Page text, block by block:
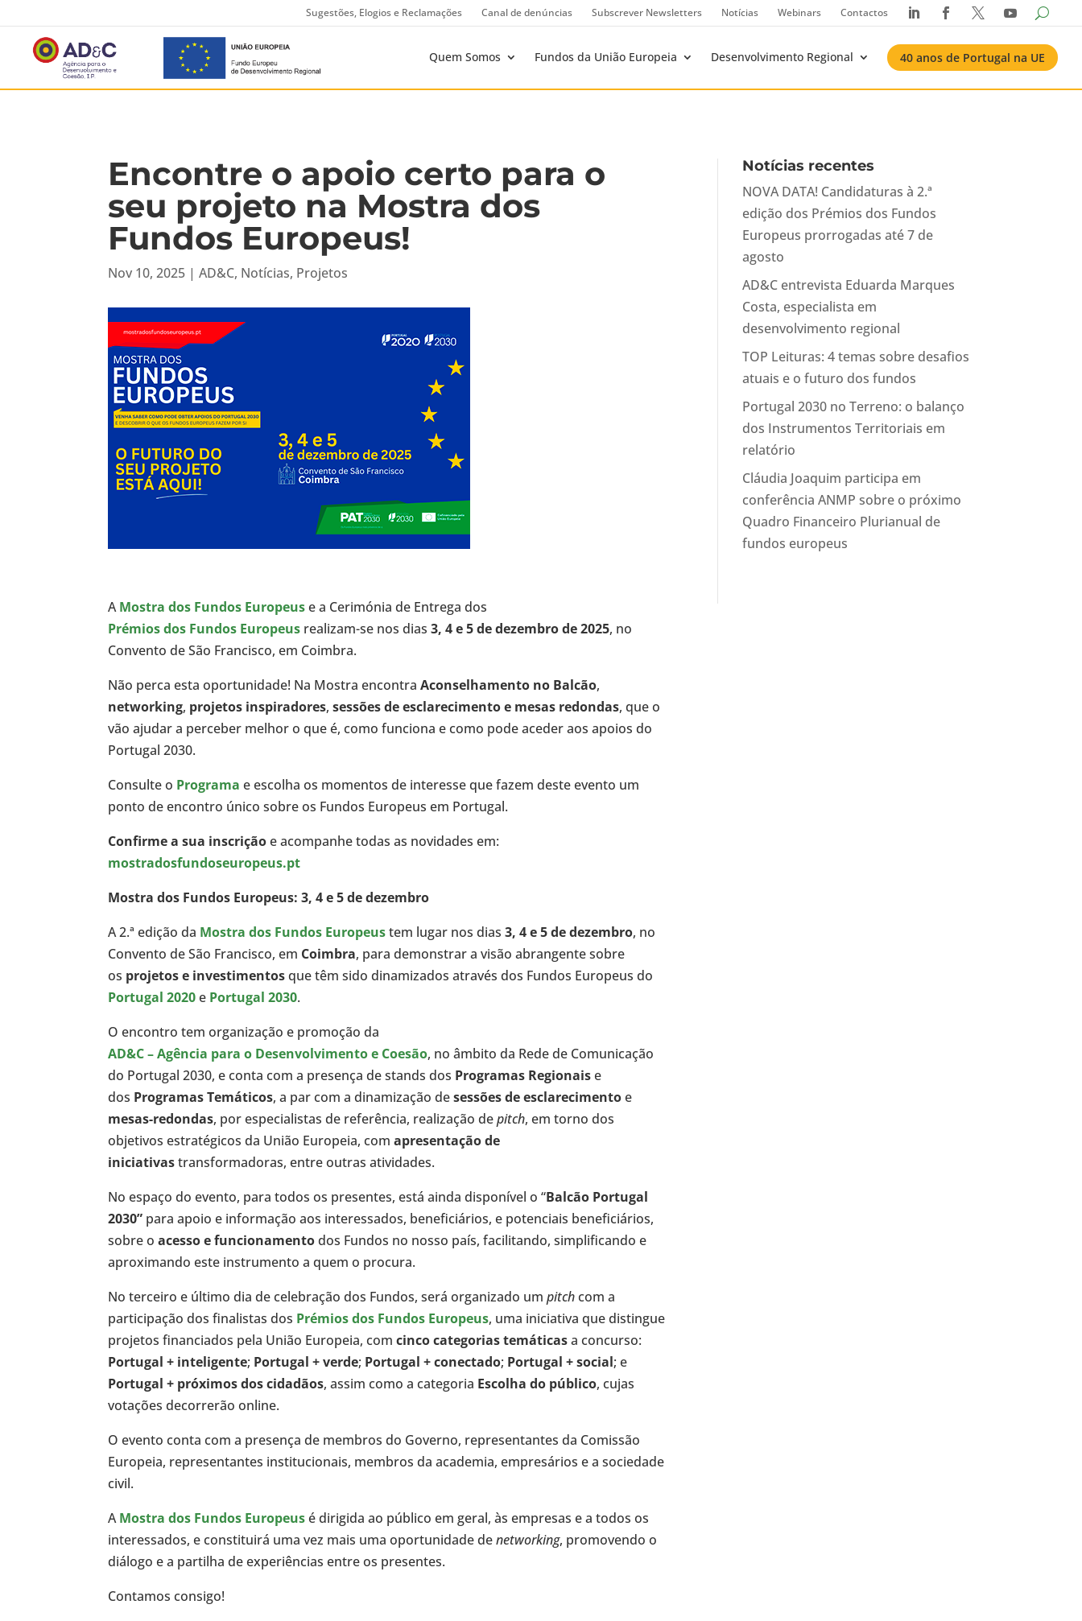
Sugestões, Elogios e Reclamações Canal de denúncias Subscrever Newsletters Notícias Webinars Contactos    
Quem Somos Fundos da União Europeia Desenvolvimento Regional 40 anos de Portugal na UE
Encontre o apoio certo para o
seu projeto na Mostra dos
Fundos Europeus!
Nov 10, 2025 |AD&C, Notícias, Projetos
AMostra dos Fundos Europeuse a Cerimónia de Entrega dos
Prémios dos Fundos Europeus realizam-se nos dias3, 4 e 5 de dezembro de 2025, no
Convento de São Francisco, em Coimbra.
Não perca esta oportunidade! Na Mostra encontraAconselhamento no Balcão,
networking, projetos inspiradores,sessões de esclarecimento e mesas redondas, que o
vão ajudar a perceber melhor o que é, como funciona e como pode aceder aos apoios do
Portugal 2030.
Consulte o Programa e escolha os momentos de interesse que fazem deste evento um
ponto de encontro único sobre os Fundos Europeus em Portugal.
Confirme a sua inscriçãoe acompanhe todas as novidades em:
mostradosfundoseuropeus.pt
Mostra dos Fundos Europeus: 3, 4 e 5 de dezembro
A 2.ª edição da Mostra dos Fundos Europeustem lugar nos dias3, 4 e 5 de dezembro, no
Convento de São Francisco, em Coimbra, para demonstrar a visão abrangente sobre
os projetos e investimentosque têm sido dinamizados através dos Fundos Europeus do
Portugal 2020e Portugal 2030.
O encontro tem organização e promoção da
AD&C – Agência para o Desenvolvimento e Coesão, no âmbito da Rede de Comunicação
do Portugal 2030, e conta com a presença de stands dos Programas Regionaise
dos Programas Temáticos, a par com a dinamização desessões de esclarecimentoe
mesas-redondas, por especialistas de referência, realização depitch, em torno dos
objetivos estratégicos da União Europeia, comapresentação de
iniciativastransformadoras, entre outras atividades.
No espaço do evento, para todos os presentes, está ainda disponível o “Balcão Portugal
2030” para apoio e informação aos interessados, beneficiários, e potenciais beneficiários,
sobre oacesso e funcionamentodos Fundos no nosso país, facilitando, simplificando e
aproximando este instrumento a quem o procura.
No terceiro e último dia de celebração dos Fundos, será organizado umpitchcom a
participação dos finalistas dos Prémios dos Fundos Europeus, uma iniciativa que distingue
projetos financiados pela União Europeia, comcinco categorias temáticasa concurso:
Portugal + inteligente; Portugal + verde; Portugal + conectado; Portugal + social; e
Portugal + próximos dos cidadãos, assim como a categoria Escolha do público, cujas
votações decorrerão online.
O evento conta com a presença de membros do Governo, representantes da Comissão
Europeia, representantes institucionais, membros da academia, empresários e a sociedade
civil.
AMostra dos Fundos Europeusé dirigida ao público em geral, às empresas e a todos os
interessados, e constituirá uma vez mais uma oportunidade denetworking, promovendo o
diálogo e a partilha de experiências entre os presentes.
Contamos consigo!
Notícias recentes
NOVA DATA! Candidaturas à 2.ª
edição dos Prémios dos Fundos
Europeus prorrogadas até 7 de
agosto
AD&C entrevista Eduarda Marques
Costa, especialista em
desenvolvimento regional
TOP Leituras: 4 temas sobre desafios
atuais e o futuro dos fundos
Portugal 2030 no Terreno: o balanço
dos Instrumentos Territoriais em
relatório
Cláudia Joaquim participa em
conferência ANMP sobre o próximo
Quadro Financeiro Plurianual de
fundos europeus